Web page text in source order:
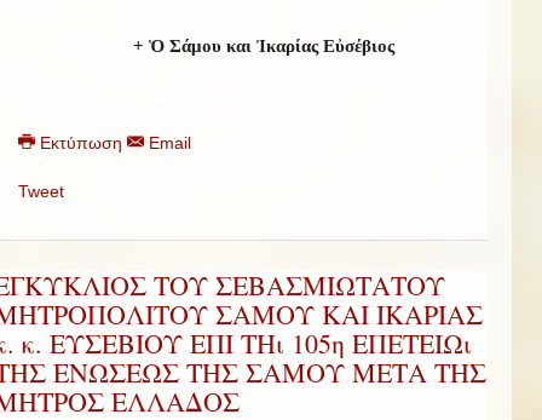
+ Ὁ Σάμου και Ἰκαρίας Εὐσέβιος
Εκτύπωση Email
Tweet
ΤΟΥ ΣΕΒΑΣΜΙΩΤΑΤΟΥ
ΣΑΜΟΥ ΚΑΙ ΙΚΑΡΙΑΣ
κ. ΕΥΣΕΒΙΟΥ ΕΠΙ ΤΗι 105η ΕΠΕΤΕΙΩι
ΕΝΩΣΕΩΣ ΤΗΣ ΣΑΜΟΥ ΜΕΤΑ ΤΗΣ
ΕΛΛΑΔΟΣ